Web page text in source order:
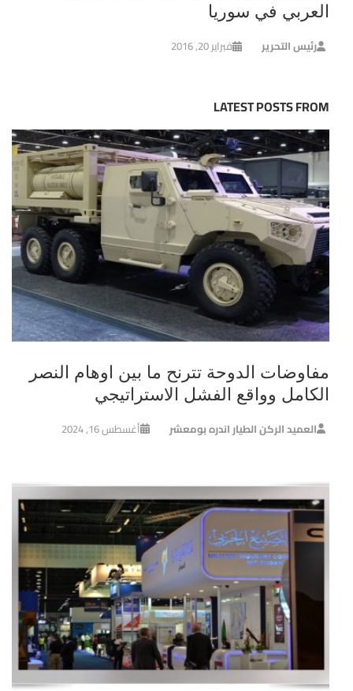
العربي في سوريا
رئيس التحرير فبراير 20, 2016
LATEST POSTS FROM
مفاوضات الدوحة تترنح ما بين اوهام النصر
الكامل وواقع الفشل الاستراتيجي
العميد الركن الطيار اندره بومعشر أغسطس 16, 2024